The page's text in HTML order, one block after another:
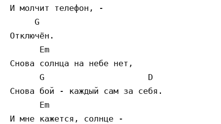
И молчит телефон, -
     G
Отключён.
      Em
Снова солнца на небе нет,
      G                     D
Снова бой - каждый сам за себя.
      Em
И мне кажется, солнце -